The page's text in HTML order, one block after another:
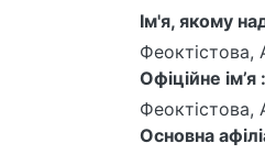
Ім'я, якому
Феоктістова,
Офіційне ім’я :
Феоктістова,
Основна